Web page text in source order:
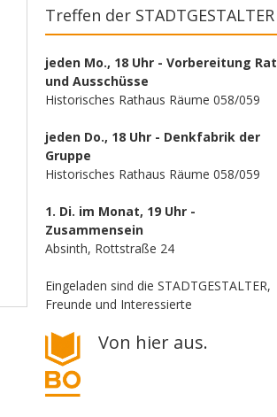
Treffen der STADTGESTALTER
jeden Mo., 18 Uhr - Vorbereitung Rat
und Ausschüsse
Historisches Rathaus Räume 058/059
jeden Do., 18 Uhr - Denkfabrik der
Gruppe
Historisches Rathaus Räume 058/059
1. Di. im Monat, 19 Uhr -
Zusammensein
Absinth, Rottstraße 24
Eingeladen sind die STADTGESTALTER,
Freunde und Interessierte
Von hier aus.